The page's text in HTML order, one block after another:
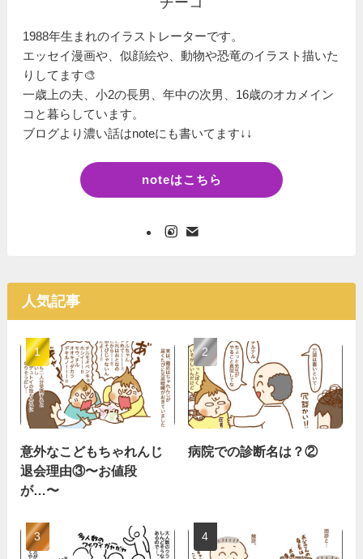
1988年生まれのイラストレーターです。
エッセイ漫画や、似顔絵や、動物や恐竜のイラスト描いた
りしてます🎨
一歳上の夫、小2の長男、年中の次男、16歳のオカメイン
コと暮らしています。
ブログより濃い話はnoteにも書いてます↓↓
noteはこちら
人気記事
意外なこどもちゃれんじ
退会理由③〜お値段
が…〜
病院での診断名は？②